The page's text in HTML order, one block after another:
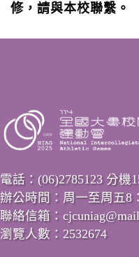
修，請與本校聯繫。
電話：(06)2785123 分機
辦公時間：周一至周五8
聯絡信箱：
瀏覽人數：2532674